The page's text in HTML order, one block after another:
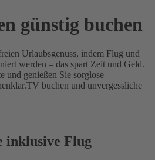
günstig buchen
Urlaubsgenuss, indem Flug und
werden – das spart Zeit und Geld.
und genießen Sie sorglose
buchen und unvergessliche
inklusive Flug